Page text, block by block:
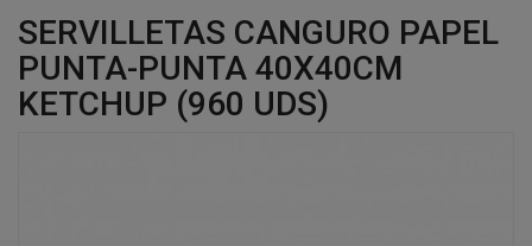
SERVILLETAS CANGURO PAPEL
PUNTA-PUNTA 40X40CM
KETCHUP (960 UDS)